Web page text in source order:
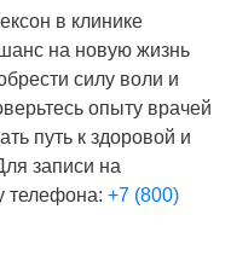
в клинике
на новую жизнь
силу воли и
опыту врачей
путь к здоровой и
записи на
телефона: +7 (800)